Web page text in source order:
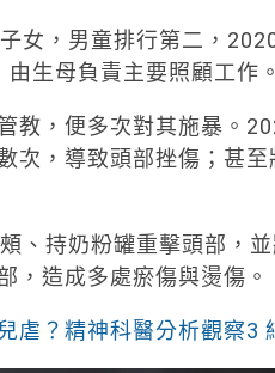
女，男童排行第二，
生母負責主要照顧工作。
教，便多次對其施暴。
次，導致頭部挫傷；甚
、持奶粉罐重擊頭部，
，造成多處瘀傷與燙傷。
虐？精神科醫分析觀察3